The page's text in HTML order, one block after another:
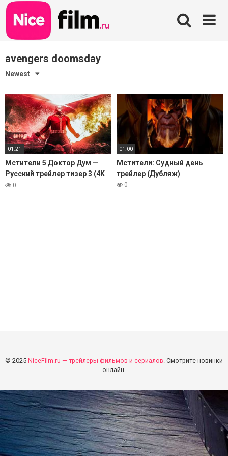
Skip
to
content
avengers doomsday
Newest
01:21
Мстители 5 Доктор Дум —
Русский трейлер тизер 3 (4K
Дубляж, 2026) Люди-Икс,
0
01:00
Мстители: Судный день
трейлер (Дубляж)
0
© 2025 NiceFilm.ru — трейлеры фильмов и сериалов. Смотрите новинки
онлайн.